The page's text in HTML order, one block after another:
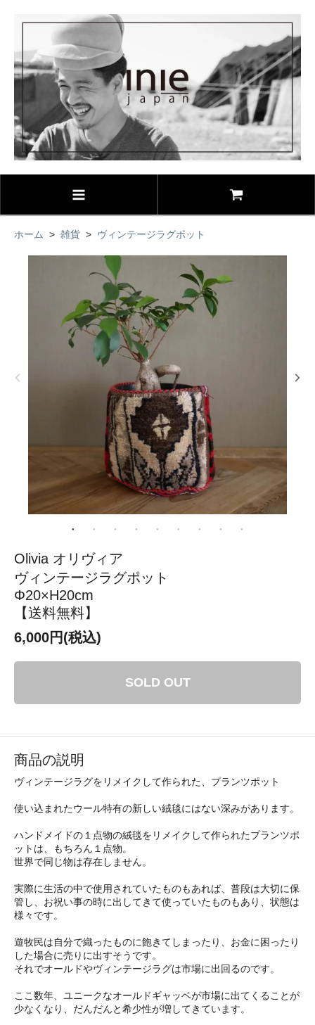
ホーム > 雑貨 > ヴィンテージラグポット
Olivia オリヴィア
ヴィンテージラグポット
Φ20×H20cm
【送料無料】
6,000円(税込)
SOLD OUT
商品の説明
ヴィンテージラグをリメイクして作られた、プランツポット
使い込まれたウール特有の新しい絨毯にはない深みがあります。
ハンドメイドの１点物の絨毯をリメイクして作られたプランツポ
ットは、もちろん１点物。
世界で同じ物は存在しません。
実際に生活の中で使用されていたものもあれば、普段は大切に保
管し、お祝い事の時に出してきて使っていたものもあり、状態は
様々です。
遊牧民は自分で織ったものに飽きてしまったり、お金に困ったり
した場合に売りに出すそうです。
それでオールドやヴィンテージラグは市場に出回るのです。
ここ数年、ユニークなオールドギャッベが市場に出てくることが
少なくなり、だんだんと希少性が増してきています。